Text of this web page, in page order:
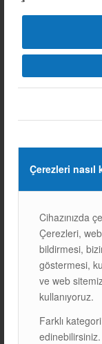
Çerezleri nasıl
Cihazınızda
Çerezleri,
bildirmesi,
göstermesi,
ve web
kullanıyoruz.
Farklı
edinebilirsiniz.
GÜNEŞ
BLOG
1. YANLIŞ YÖN
çalışabilmesi
önemlidir.
GÜNEY
12/03/2025